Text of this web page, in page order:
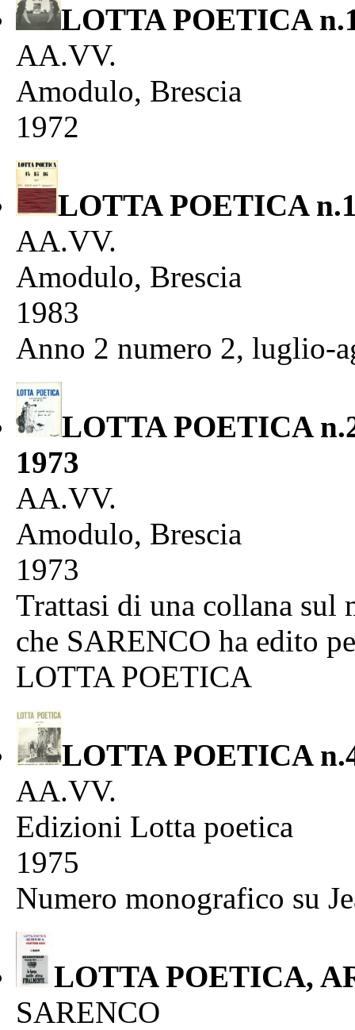
LOTTA POETICA
AA.VV.
Amodulo, Brescia
1972
LOTTA POETICA
AA.VV.
Amodulo, Brescia
1983
Anno 2 numero 2, luglio-
LOTTA POETICA
1973
AA.VV.
Amodulo, Brescia
1973
Trattasi di una collana sul
che SARENCO ha edito
LOTTA POETICA
LOTTA POETICA
AA.VV.
Edizioni Lotta poetica
1975
Numero monografico su
LOTTA POETICA,
SARENCO